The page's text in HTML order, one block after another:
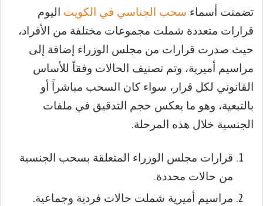
تضمنت أسماء سحب الجناسي في الكويت اليوم
قرارات متعددة شملت مجموعات مختلفة من الأفراد،
حيث صدرت قرارات من مجلس الوزراء إضافة إلى
مراسيم أميرية، وتم تصنيف الحالات وفقاً للأساس
القانوني لكل قرار، سواء كان السحب مباشراً أو
بالتبعية، وهو ما يعكس حجم التدقيق في ملفات
الجنسية خلال هذه المرحلة.
قرارات مجلس الوزراء المتعلقة بسحب الجنسية
من حالات محددة.
مراسيم أميرية شملت حالات فردية وجماعية.